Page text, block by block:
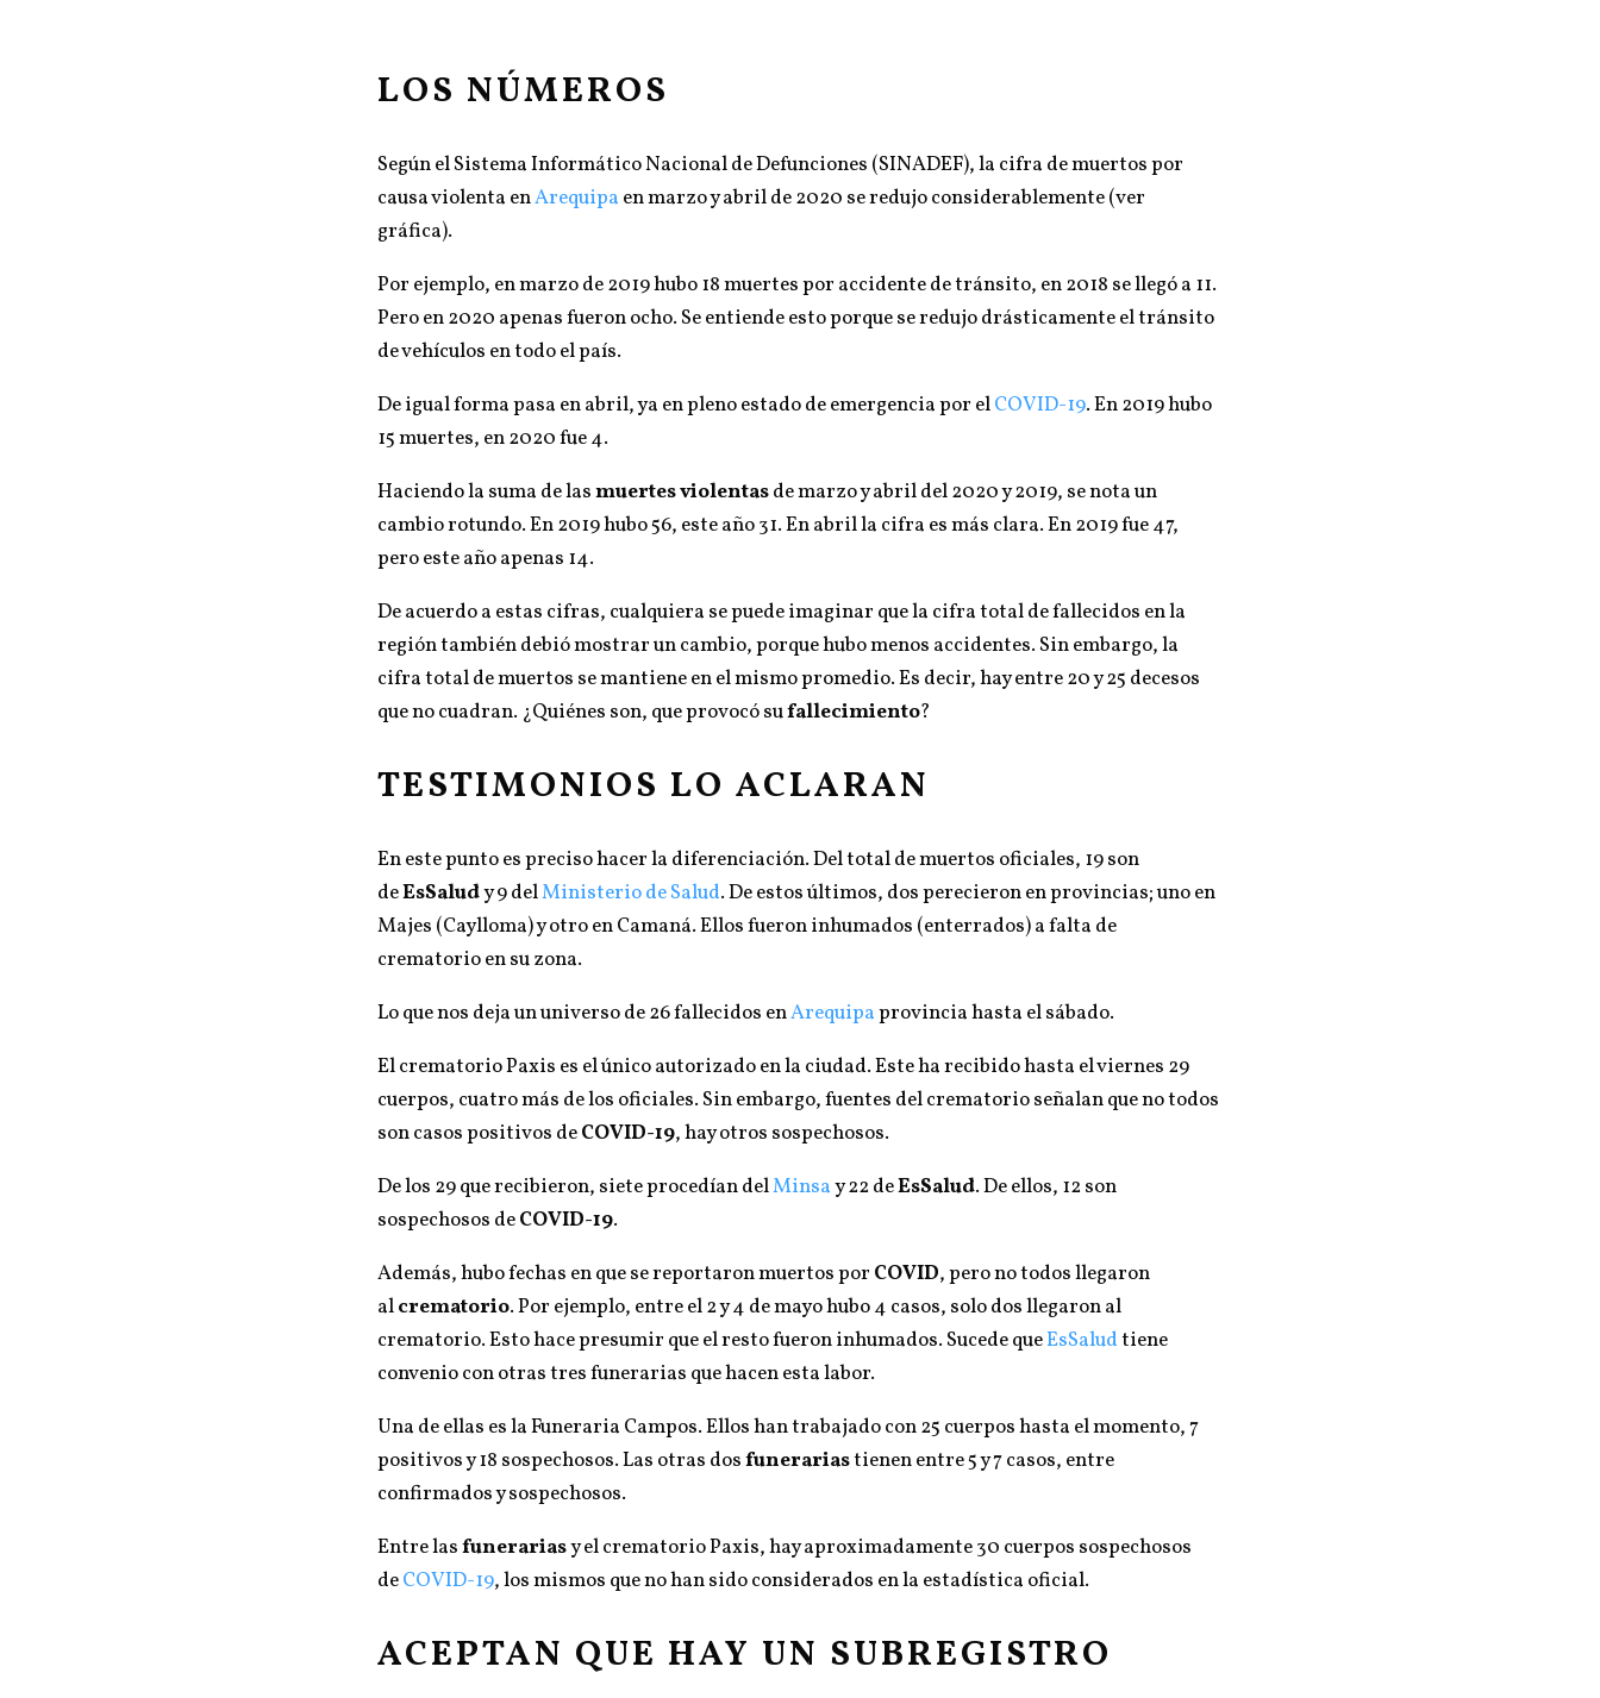
LOS NÚMEROS
Según el Sistema Informático Nacional de Defunciones (SINADEF), la cifra de muertos por
causa violenta enArequipa en marzo y abril de 2020 se redujo considerablemente (ver
gráfica).
Por ejemplo, en marzo de 2019 hubo 18 muertes por accidente de tránsito, en 2018 se llegó a 11.
Pero en 2020 apenas fueron ocho. Se entiende esto porque se redujo drásticamente el tránsito
de vehículos en todo el país.
De igual forma pasa en abril, ya en pleno estado de emergencia por elCOVID-19. En 2019 hubo
15 muertes, en 2020 fue 4.
Haciendo la suma de lasmuertes violentasde marzo y abril del 2020 y 2019, se nota un
cambio rotundo. En 2019 hubo 56, este año 31. En abril la cifra es más clara. En 2019 fue 47,
pero este año apenas 14.
De acuerdo a estas cifras, cualquiera se puede imaginar que la cifra total de fallecidos en la
región también debió mostrar un cambio, porque hubo menos accidentes. Sin embargo, la
cifra total de muertos se mantiene en el mismo promedio. Es decir, hay entre 20 y 25 decesos
que no cuadran. ¿Quiénes son, que provocó sufallecimiento?
TESTIMONIOS LO ACLARAN
En este punto es preciso hacer la diferenciación. Del total de muertos oficiales, 19 son
deEsSaludy 9 delMinisterio de Salud. De estos últimos, dos perecieron en provincias; uno en
Majes (Caylloma) y otro en Camaná. Ellos fueron inhumados (enterrados) a falta de
crematorio en su zona.
Lo que nos deja un universo de 26 fallecidos enArequipaprovincia hasta el sábado.
El crematorio Paxis es el único autorizado en la ciudad. Este ha recibido hasta el viernes 29
cuerpos, cuatro más de los oficiales. Sin embargo, fuentes del crematorio señalan que no todos
son casos positivos deCOVID-19, hay otros sospechosos.
De los 29 que recibieron, siete procedían delMinsay 22 deEsSalud. De ellos, 12 son
sospechosos deCOVID-19.
Además, hubo fechas en que se reportaron muertos por COVID, pero no todos llegaron
alcrematorio. Por ejemplo, entre el 2 y 4 de mayo hubo 4 casos, solo dos llegaron al
crematorio. Esto hace presumir que el resto fueron inhumados. Sucede queEsSaludtiene
convenio con otras tres funerarias que hacen esta labor.
Una de ellas es la Funeraria Campos. Ellos han trabajado con 25 cuerpos hasta el momento, 7
positivos y 18 sospechosos. Las otras dosfunerariastienen entre 5 y 7 casos, entre
confirmados y sospechosos.
Entre lasfunerariasy el crematorio Paxis, hay aproximadamente 30 cuerpos sospechosos
deCOVID-19, los mismos que no han sido considerados en la estadística oficial.
ACEPTAN QUE HAY UN SUBREGISTRO